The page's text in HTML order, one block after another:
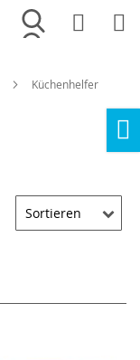
Merkliste
Küchenhelfer